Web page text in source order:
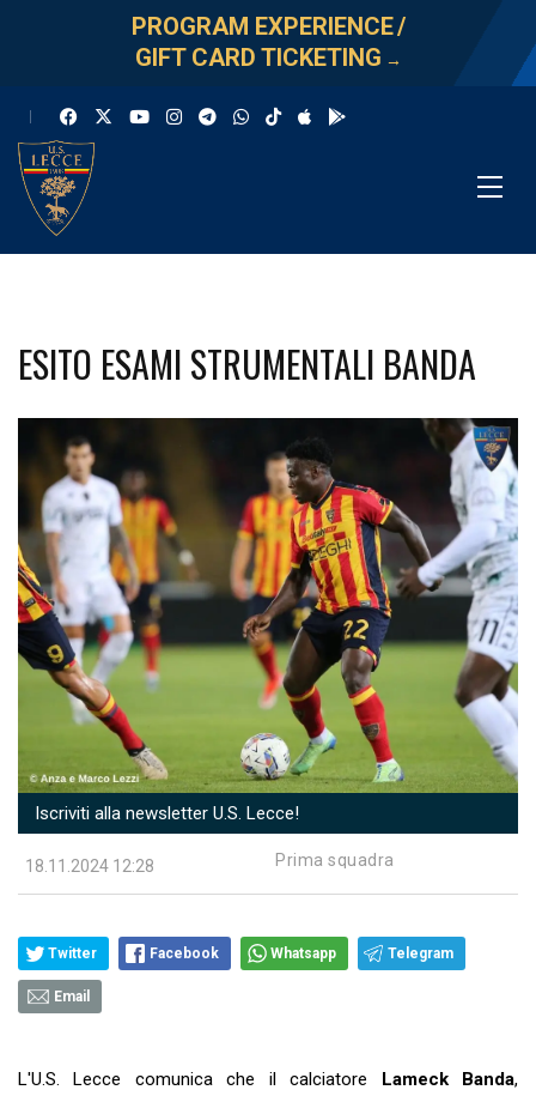
PROGRAM EXPERIENCE/
GIFT CARD TICKETING →
ESITO ESAMI STRUMENTALI BANDA
Iscriviti alla newsletter U.S. Lecce!
18.11.2024 12:28 Prima squadra
Twitter Facebook Whatsapp Telegram
Email
L'U.S. Lecce comunica che il calciatore Lameck Banda,